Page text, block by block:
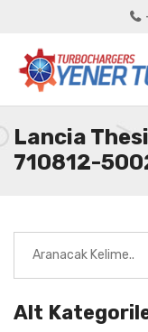
Lancia
710812-
Alt